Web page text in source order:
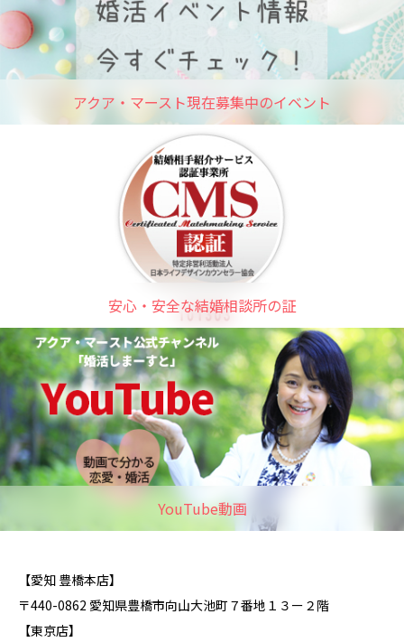
アクア・マースト現在募集中のイベント
安心・安全な結婚相談所の証
YouTube動画
【愛知 豊橋本店】
〒440-0862 愛知県豊橋市向山大池町７番地１３ー２階
【東京店】